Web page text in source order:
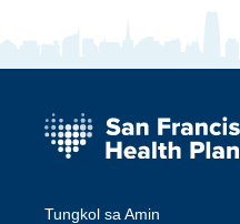
Tungkol sa Amin